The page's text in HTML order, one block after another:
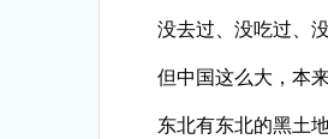
没去过、没吃过、
但中国这么大，本
东北有东北的黑土